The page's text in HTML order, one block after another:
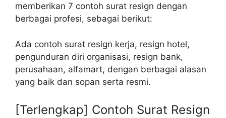
memberikan 7 contoh surat resign dengan
berbagai profesi, sebagai berikut:
Ada contoh surat resign kerja, resign hotel,
pengunduran diri organisasi, resign bank,
perusahaan, alfamart, dengan berbagai alasan
yang baik dan sopan serta resmi.
[Terlengkap] Contoh Surat Resign